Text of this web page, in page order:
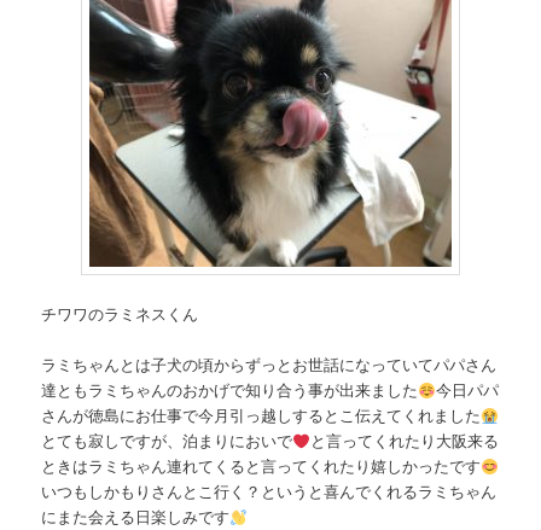
チワワのラミネスくん
ラミちゃんとは子犬の頃からずっとお世話になっていてパパさん
達ともラミちゃんのおかげで知り合う事が出来ました
今日パパ
さんが徳島にお仕事で今月引っ越しするとこ伝えてくれました
とても寂しですが、泊まりにおいで
と言ってくれたり大阪来る
ときはラミちゃん連れてくると言ってくれたり嬉しかったです
いつもしかもりさんとこ行く？というと喜んでくれるラミちゃん
にまた会える日楽しみです